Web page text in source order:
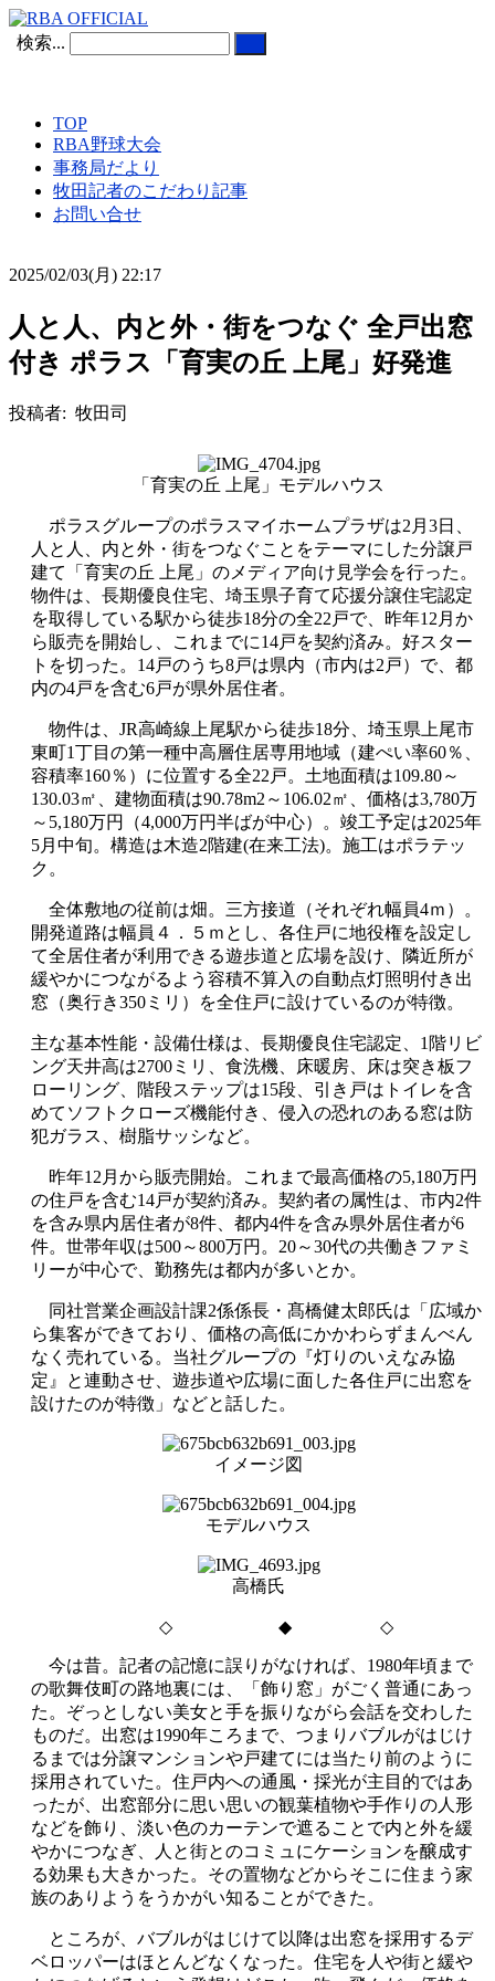
検索...
TOP
RBA野球大会
事務局だより
牧田記者のこだわり記事
お問い合せ
2025/02/03(月) 22:17
人と人、内と外・街をつなぐ 全戸出窓
付き ポラス「育実の丘 上尾」好発進
投稿者: 牧田司
「育実の丘 上尾」モデルハウス
ポラスグループのポラスマイホームプラザは2 月 3日、
人と人、内と外・街をつなぐことをテーマにした分譲戸
建て「育実の丘 上尾」のメディア向け見学会を行った。
物件は、長期優良住宅、埼玉県子育て応援分譲住宅認定
を取得している駅から徒歩18分の全22 戸で、昨年12 月か
ら販売を開始し、これまでに14戸を契約済み。好スター
トを切った。 14戸のうち8戸は県内（市内は2 戸）で、都
内の4戸を含む6戸が県外居住者。
物件は、 JR高崎線上尾駅から徒歩18分、埼玉県上尾市
東町1丁目の第一種中高層住居専用地域（建ぺい率60％、
容積率160％）に位置する全22 戸。土地面積は109.80～
130.03㎡、建物面積は90.78m2 ～ 106.02㎡、価格は3,780万
～ 5,180万円（4,000万円半ばが中心）。竣工予定は2025年
5月中旬。構造は木造2階建(在来工法)。施工はポラテッ
ク。
全体敷地の従前は畑。三方接道（それぞれ幅員4ｍ）。
開発道路は幅員４．５ｍとし、各住戸に地役権を設定し
て全居住者が利用できる遊歩道と広場を設け、隣近所が
緩やかにつながるよう容積不算入の自動点灯照明付き出
窓（奥行き350 ミリ）を全住戸に設けているのが特徴。
主な基本性能・設備仕様は、長期優良住宅認定、 1 階リビ
ング天井高は2700 ミリ、食洗機、床暖房、床は突き板フ
ローリング、階段ステップは15段、引き戸はトイレを含
めてソフトクローズ機能付き、侵入の恐れのある窓は防
犯ガラス、樹脂サッシなど。
昨年12 月から販売開始。これまで最高価格の5,180万円
の住戸を含む14戸が契約済み。契約者の属性は、市内2件
を含み県内居住者が8件、都内4件を含み県外居住者が6
件。世帯年収は500～800万円。 20～30代の共働きファミ
リーが中心で、勤務先は都内が多いとか。
同社営業企画設計課2係係長・髙橋健太郎氏は「広域か
ら集客ができており、価格の高低にかかわらずまんべん
なく売れている。当社グループの『灯りのいえなみ協
定』と連動させ、遊歩道や広場に面した各住戸に出窓を
設けたのが特徴」などと話した。
イメージ図
モデルハウス
高橋氏
◇ ◆ ◇
今は昔。記者の記憶に誤りがなければ、 1980年頃まで
の歌舞伎町の路地裏には、「飾り窓」がごく普通にあっ
た。ぞっとしない美女と手を振りながら会話を交わした
ものだ。出窓は1990年ころまで、つまりバブルがはじけ
るまでは分譲マンションや戸建てには当たり前のように
採用されていた。住戸内への通風・採光が主目的ではあ
ったが、出窓部分に思い思いの観葉植物や手作りの人形
などを飾り、淡い色のカーテンで遮ることで内と外を緩
やかにつなぎ、人と街とのコミュにケーションを醸成す
る効果も大きかった。その置物などからそこに住まう家
族のありようをうかがい知ることができた。
ところが、バブルがはじけて以降は出窓を採用するデ
ベロッパーはほとんどなくなった。住宅を人や街と緩や